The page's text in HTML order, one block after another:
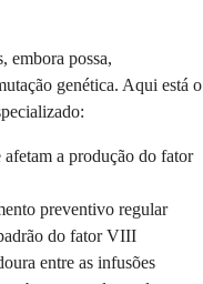
embora possa,
genética. Aqui está o
afetam a produção do fator
preventivo regular
do fator VIII
entre as infusões